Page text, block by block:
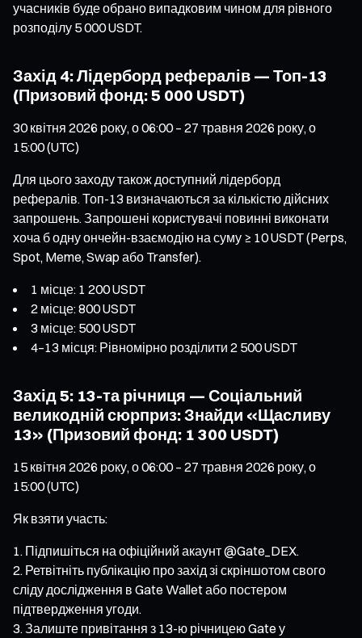
учасників буде обрано випадковим чином для рівного
розподілу 5 000 USDT.
Захід 4: Лідерборд рефералів — Топ-13
(Призовий фонд: 5 000 USDT)
30 квітня 2026 року, о 06:00 – 27 травня 2026 року, о
15:00 (UTC)
Для цього заходу також доступний лідерборд
рефералів. Топ-13 визначаються за кількістю дійсних
запрошень. Запрошені користувачі повинні виконати
хоча б одну ончейн-взаємодію на суму ≥ 10 USDT (Perps,
Spot, Meme, Swap або Transfer).
1 місце: 1 200 USDT
2 місце: 800 USDT
3 місце: 500 USDT
4–13 місця: Рівномірно розділити 2 500 USDT
Захід 5: 13-та річниця — Соціальний
великодній сюрприз: Знайди «Щасливу
13» (Призовий фонд: 1 300 USDT)
15 квітня 2026 року, о 06:00 – 27 травня 2026 року, о
15:00 (UTC)
Як взяти участь:
Підпишіться на офіційний акаунт @Gate_DEX.
Ретвітніть публікацію про захід зі скріншотом свого
сліду дослідження в Gate Wallet або постером
підтвердження угоди.
Залиште привітання з 13-ю річницею Gate у